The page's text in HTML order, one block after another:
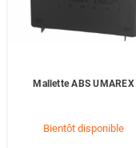
Mallette ABS UMAREX
Bientôt disponible